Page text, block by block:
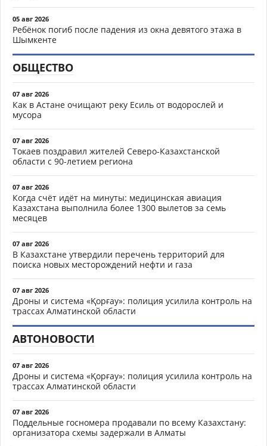
05 авг 2026
Ребёнок погиб после падения из окна девятого этажа в
Шымкенте
ОБЩЕСТВО
07 авг 2026
Как в Астане очищают реку Есиль от водорослей и
мусора
07 авг 2026
Токаев поздравил жителей Северо-Казахстанской
области с 90-летием региона
07 авг 2026
Когда счёт идёт на минуты: медицинская авиация
Казахстана выполнила более 1300 вылетов за семь
месяцев
07 авг 2026
В Казахстане утвердили перечень территорий для
поиска новых месторождений нефти и газа
07 авг 2026
Дроны и система «Қорғау»: полиция усилила контроль на
трассах Алматинской области
АВТОНОВОСТИ
07 авг 2026
Дроны и система «Қорғау»: полиция усилила контроль на
трассах Алматинской области
07 авг 2026
Поддельные госномера продавали по всему Казахстану:
организатора схемы задержали в Алматы